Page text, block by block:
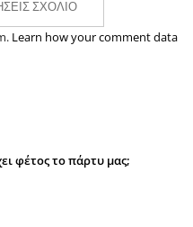
ΣΧΌΛΙΟ
Learn how your comment data
φέτος το πάρτυ μας;